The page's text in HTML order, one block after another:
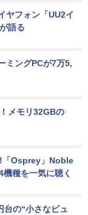
ヤフォン「UU2イ
語る
ミングPCが7万5,
メモリ32GBの
「Osprey」Noble
種を一気に聴く
台の“小さなピュ